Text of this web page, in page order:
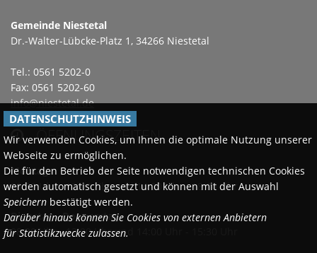
Gemeinde Niestetal
Dr.-Walter-Lübcke-Platz 1, 34266 Niestetal
Tel.: 0561 5202-0
Fax: 0561 5202-60
info@niestetal.de
 ÖFFNUNGSZEITEN
Montags
08:30 Uhr - 12:00 Uhr und 14:00 Uhr - 18:00 Uhr
Dienstag - Donnerstag
08:30 Uhr - 12:00 Uhr und 14:00 Uhr - 15:30 Uhr
DATENSCHUTZHINWEIS
Wir verwenden Cookies, um Ihnen die optimale Nutzung unserer
Webseite zu ermöglichen.
Die für den Betrieb der Seite notwendigen technischen Cookies
werden automatisch gesetzt und können mit der Auswahl
Speichern bestätigt werden.
Darüber hinaus können Sie Cookies von externen Anbietern
für Statistikzwecke zulassen.